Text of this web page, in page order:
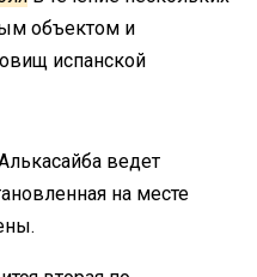
объектом и
испанской
ведет
на месте